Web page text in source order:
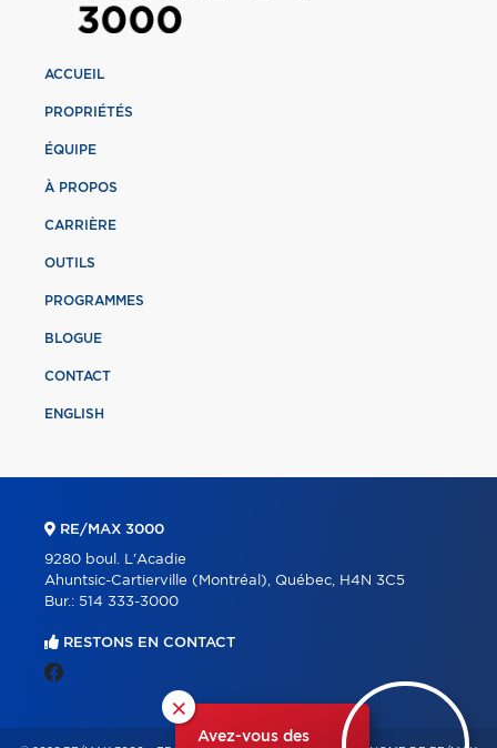
×
Avez-vous des
ACCUEIL
PROPRIÉTÉS
ÉQUIPE
À PROPOS
CARRIÈRE
OUTILS
PROGRAMMES
BLOGUE
CONTACT
ENGLISH
RE/MAX 3000
9280 boul. L'Acadie
Ahuntsic-Cartierville (Montréal), Québec, H4N 3C5
Bur.: 514 333-3000
RESTONS EN CONTACT